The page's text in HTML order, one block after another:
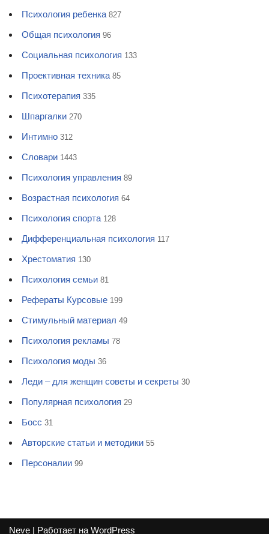
Психология ребенка 827
Общая психология 96
Социальная психология 133
Проективная техника 85
Психотерапия 335
Шпаргалки 270
Интимно 312
Словари 1443
Психология управления 89
Возрастная психология 64
Психология спорта 128
Дифференциальная психология 117
Хрестоматия 130
Психология семьи 81
Рефераты Курсовые 199
Стимульный материал 49
Психология рекламы 78
Психология моды 36
Леди – для женщин советы и секреты 30
Популярная психология 29
Босс 31
Авторские статьи и методики 55
Персоналии 99
Neve | Работает на WordPress